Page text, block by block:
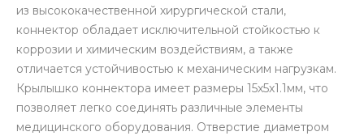
из высококачественной хирургической стали,
коннектор обладает исключительной стойкостью к
коррозии и химическим воздействиям, а также
отличается устойчивостью к механическим нагрузкам.
Крылышко коннектора имеет размеры 15х5х1.1мм, что
позволяет легко соединять различные элементы
медицинского оборудования. Отверстие диаметром